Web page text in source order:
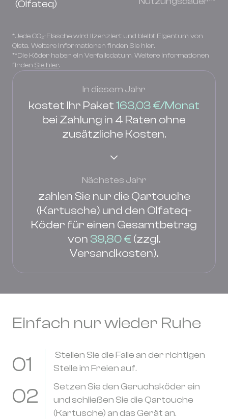
(Olfateq)
*Jede CO₂-Flasche wird lizenziert und bleibt Eigentum von
Qista. Weitere Informationen finden Sie hier.
**Die Köder haben ein Verfallsdatum. Weitere Informationen
finden Sie hier.
In diesem Jahr
kostet Ihr Paket163,03 €/Monat
bei Zahlung in 4 Raten ohne
zusätzliche Kosten.
Nächstes Jahr
zahlen Sie nur die Qartouche
(Kartusche) und den Olfateq-
Köder für einen Gesamtbetrag
von 39,80 €(zzgl.
Versandkosten).
Einfach nur wieder Ruhe
01
Stellen Sie die Falle an der richtigen
Stelle im Freien auf.
02
Setzen Sie den Geruchsköder ein
und schließen Sie die Qartouche
(Kartusche) an das Gerät an.